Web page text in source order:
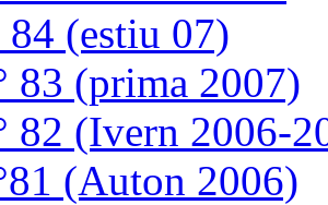
84 (estiu 07)
83 (prima 2007)
82 (Ivern 2006-
(Auton 2006)